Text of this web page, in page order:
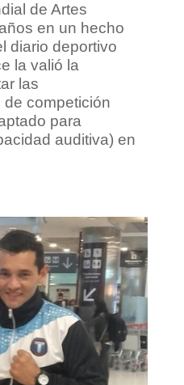
de Artes
en un hecho
diario deportivo
la valió la
las
de competición
para
auditiva) en